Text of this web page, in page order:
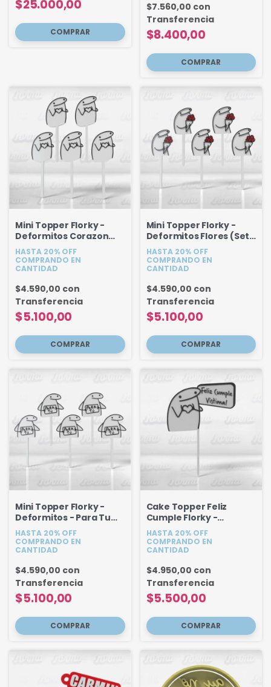
$25.000,00
$8.400,00
$7.560,00 con
Transferencia
Mini Topper Florky -
Deformitos Corazon
(Set x 5u)
HASTA 20% OFF
COMPRANDO EN
CANTIDAD
$5.100,00
$4.590,00 con
Transferencia
Mini Topper Florky -
Deformitos Flores (Set x
5u)
HASTA 20% OFF
COMPRANDO EN
CANTIDAD
$5.100,00
$4.590,00 con
Transferencia
Mini Topper Florky -
Deformitos - Para Tu
(Set x 5u)
HASTA 20% OFF
COMPRANDO EN
CANTIDAD
$5.100,00
$4.590,00 con
Transferencia
Cake Topper Feliz
Cumple Florky -
Deformito
Personalizado 18 cm
HASTA 20% OFF
COMPRANDO EN
CANTIDAD
$5.500,00
$4.950,00 con
Transferencia